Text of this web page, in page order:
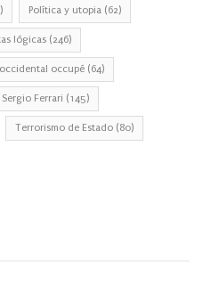
Política y utopia (62)
lógicas (246)
occupé (64)
Sergio Ferrari (145)
Terrorismo de Estado (80)